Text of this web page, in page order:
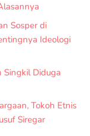
Sosper di
Ideologi
Singkil Diduga
Tokoh Etnis
Siregar